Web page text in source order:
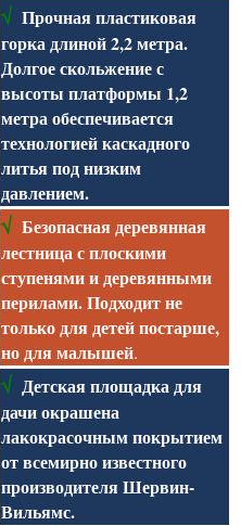
√ Прочная пластиковая
горка длиной 2,2 метра.
Долгое скольжение с
высоты платформы 1,2
метра обеспечивается
технологией каскадного
литья под низким
давлением.
√ Безопасная деревянная
лестница с плоскими
ступенями и деревянными
перилами. Подходит не
только для детей постарше,
но для малышей.
√ Детская площадка для
дачи окрашена
лакокрасочным покрытием
от всемирно известного
производителя Шервин-
Вильямс.